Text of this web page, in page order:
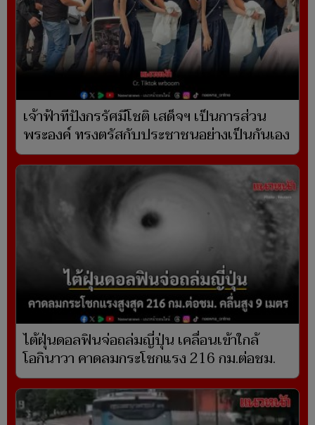
เจ้าฟ้าทีปังกรรัศมีโชติ เสด็จฯ เป็นการส่วน
พระองค์ ทรงตรัสกับประชาชนอย่างเป็นกันเอง
ไต้ฝุ่นดอลฟินจ่อถล่มญี่ปุ่น เคลื่อนเข้าใกล้
โอกินาวา คาดลมกระโชกแรง 216 กม.ต่อชม.